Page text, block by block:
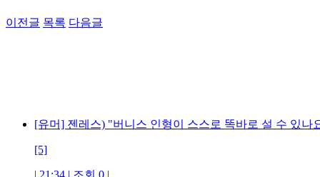
이전글 목록 다음글
[유머] 젠레스) "버니스 인형이 스스로 똑바로 설 수 있나
[5]
| 21:34 | 조회 0 |